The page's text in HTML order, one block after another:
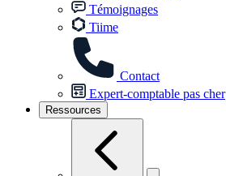
Témoignages
Tiime
Contact
Expert-comptable pas cher
Ressources